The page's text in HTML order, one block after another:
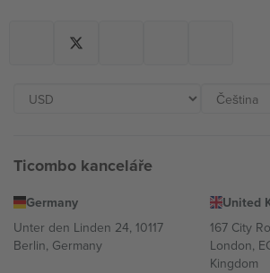
Ticombo kanceláře
Germany
Unter den Linden 24, 10117
Berlin, Germany
United
167 City
London,
Kingdom